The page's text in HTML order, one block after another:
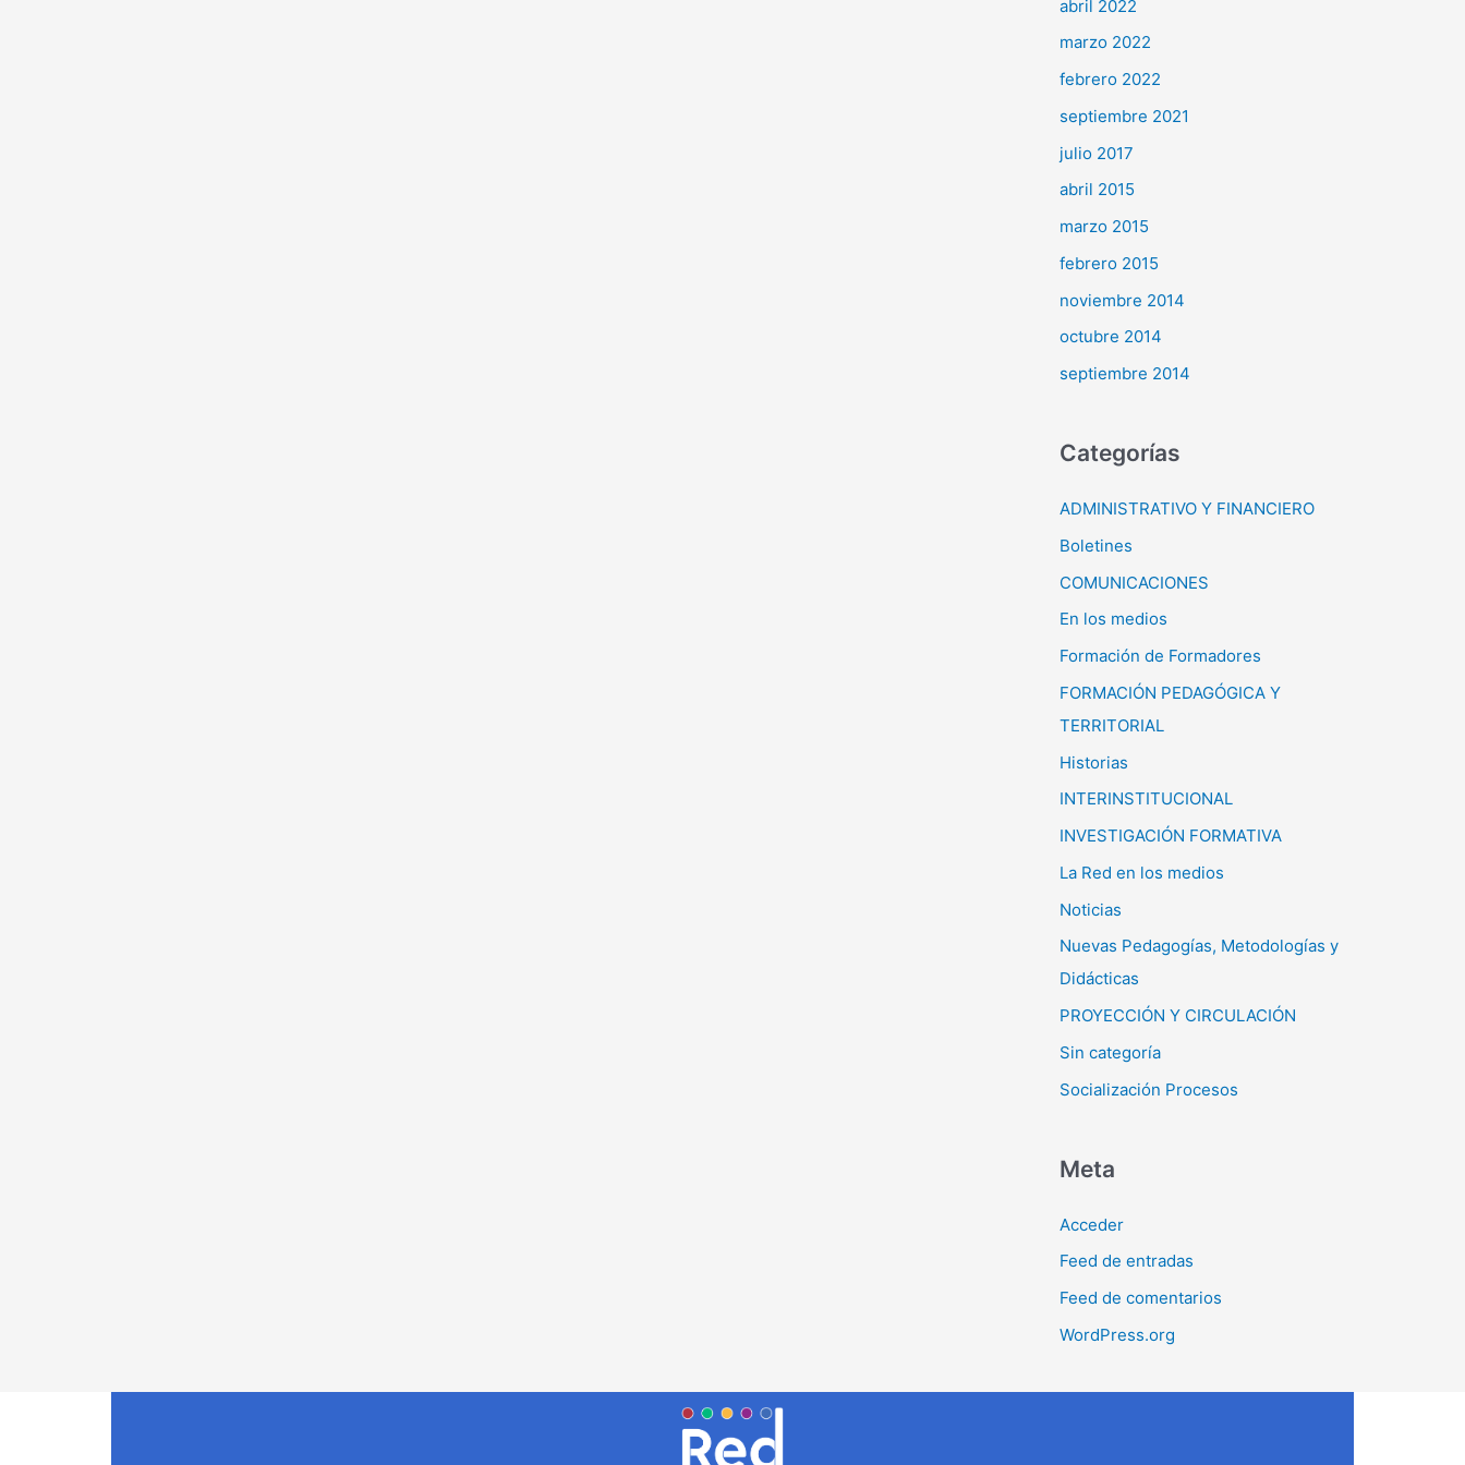
abril 2022
marzo 2022
febrero 2022
septiembre 2021
julio 2017
abril 2015
marzo 2015
febrero 2015
noviembre 2014
octubre 2014
septiembre 2014
Categorías
ADMINISTRATIVO Y FINANCIERO
Boletines
COMUNICACIONES
En los medios
Formación de Formadores
FORMACIÓN PEDAGÓGICA Y
TERRITORIAL
Historias
INTERINSTITUCIONAL
INVESTIGACIÓN FORMATIVA
La Red en los medios
Noticias
Nuevas Pedagogías, Metodologías y
Didácticas
PROYECCIÓN Y CIRCULACIÓN
Sin categoría
Socialización Procesos
Meta
Acceder
Feed de entradas
Feed de comentarios
WordPress.org